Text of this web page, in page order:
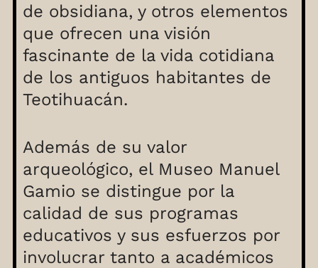
de obsidiana, y otros elementos
que ofrecen una visión
fascinante de la vida cotidiana
de los antiguos habitantes de
Teotihuacán.
Además de su valor
arqueológico, el Museo Manuel
Gamio se distingue por la
calidad de sus programas
educativos y sus esfuerzos por
involucrar tanto a académicos